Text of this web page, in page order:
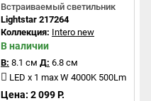
Встраиваемый светильник
Lightstar 217264
Коллекция: Intero new
В наличии
В: 8.1 см Д: 6.8 см
LED x 1 max W 4000K 500Lm
Цена: 2 099 Р.